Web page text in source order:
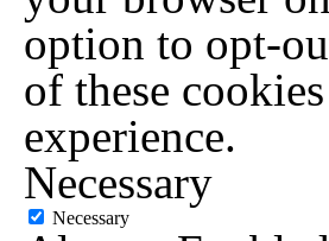
option to opt-
of these
experience.
Necessary
Necessary